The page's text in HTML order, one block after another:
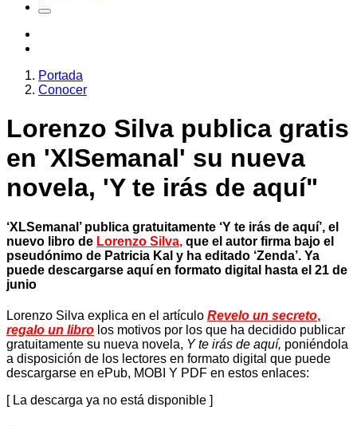
Portada
Conocer
Lorenzo Silva publica gratis
en 'XlSemanal' su nueva
novela, 'Y te irás de aquí"
‘XLSemanal’ publica gratuitamente ‘Y te irás de aquí’, el
nuevo libro de Lorenzo Silva, que el autor firma bajo el
pseudónimo de Patricia Kal y ha editado ‘Zenda’. Ya
puede descargarse aquí en formato digital hasta el 21 de
junio
Lorenzo Silva explica en el artículo Revelo un secreto,
regalo un libro los motivos por los que ha decidido publicar
gratuitamente su nueva novela, Y te irás de aquí, poniéndola
a disposición de los lectores en formato digital que puede
descargarse en ePub, MOBI Y PDF en estos enlaces:
[ La descarga ya no está disponible ]